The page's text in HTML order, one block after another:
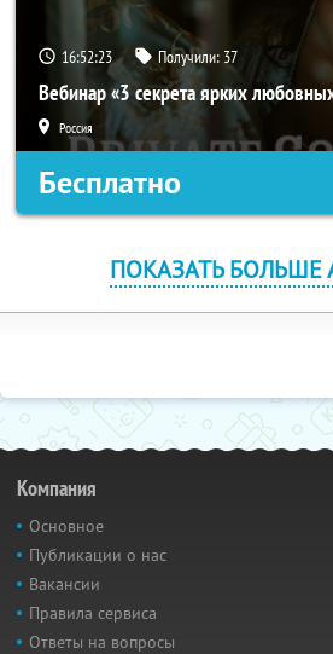
16:52:22 Получили: 37
Вебинар «3 секрета ярких
Россия
Бесплатно
ПОКАЗАТЬ БОЛЬШЕ
Компания
Основное
Публикации о нас
Вакансии
Правила сервиса
Ответы на вопросы